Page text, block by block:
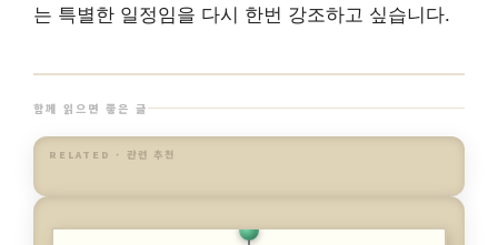
는 특별한 일정임을 다시 한번 강조하고 싶습니다.
함께 읽으면 좋은 글
RELATED · 관련 추천